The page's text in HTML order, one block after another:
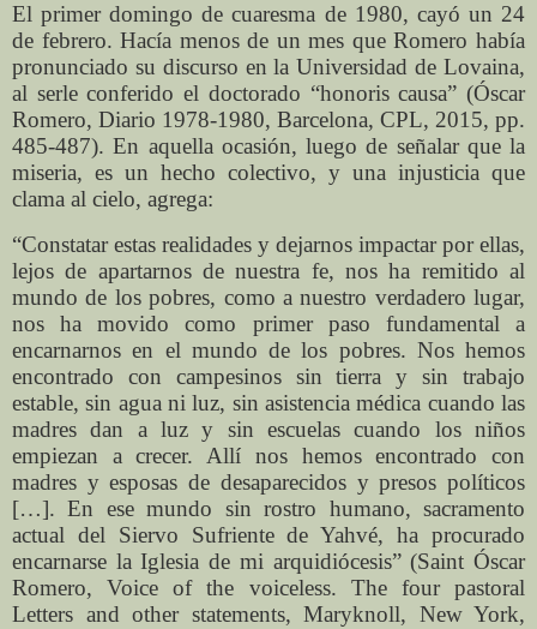
El primer domingo de cuaresma de 1980, cayó un 24
de febrero. Hacía menos de un mes que Romero había
pronunciado su discurso en la Universidad de Lovaina,
al serle conferido el doctorado “honoris causa” (Óscar
Romero, Diario 1978-1980, Barcelona, CPL, 2015, pp.
485-487). En aquella ocasión, luego de señalar que la
miseria, es un hecho colectivo, y una injusticia que
clama al cielo, agrega:
“Constatar estas realidades y dejarnos impactar por ellas,
lejos de apartarnos de nuestra fe, nos ha remitido al
mundo de los pobres, como a nuestro verdadero lugar,
nos ha movido como primer paso fundamental a
encarnarnos en el mundo de los pobres. Nos hemos
encontrado con campesinos sin tierra y sin trabajo
estable, sin agua ni luz, sin asistencia médica cuando las
madres dan a luz y sin escuelas cuando los niños
empiezan a crecer. Allí nos hemos encontrado con
madres y esposas de desaparecidos y presos políticos
[…]. En ese mundo sin rostro humano, sacramento
actual del Siervo Sufriente de Yahvé, ha procurado
encarnarse la Iglesia de mi arquidiócesis” (Saint Óscar
Romero, Voice of the voiceless. The four pastoral
Letters and other statements, Maryknoll, New York,